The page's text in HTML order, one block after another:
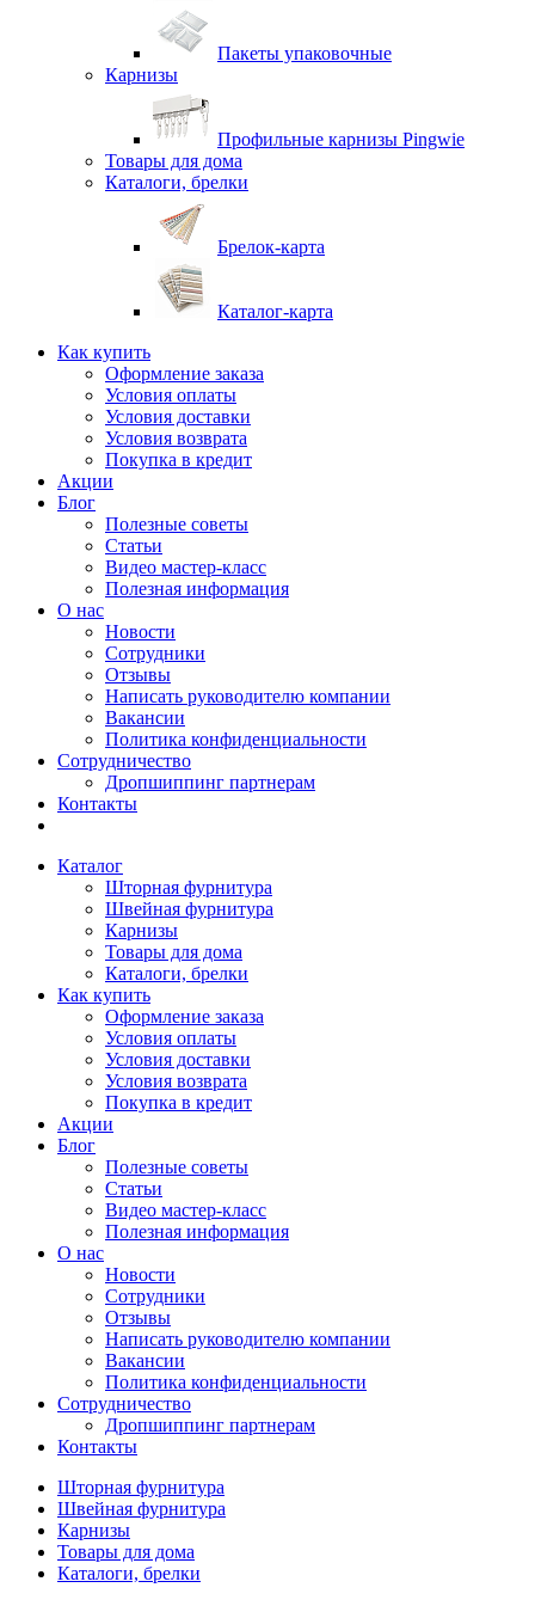
Пакеты упаковочные
Карнизы
Профильные карнизы Pingwie
Товары для дома
Каталоги, брелки
Брелок-карта
Каталог-карта
Как купить
Оформление заказа
Условия оплаты
Условия доставки
Условия возврата
Покупка в кредит
Акции
Блог
Полезные советы
Статьи
Видео мастер-класс
Полезная информация
О нас
Новости
Сотрудники
Отзывы
Написать руководителю компании
Вакансии
Политика конфиденциальности
Сотрудничество
Дропшиппинг партнерам
Контакты
Каталог
Шторная фурнитура
Швейная фурнитура
Карнизы
Товары для дома
Каталоги, брелки
Как купить
Оформление заказа
Условия оплаты
Условия доставки
Условия возврата
Покупка в кредит
Акции
Блог
Полезные советы
Статьи
Видео мастер-класс
Полезная информация
О нас
Новости
Сотрудники
Отзывы
Написать руководителю компании
Вакансии
Политика конфиденциальности
Сотрудничество
Дропшиппинг партнерам
Контакты
Шторная фурнитура
Швейная фурнитура
Карнизы
Товары для дома
Каталоги, брелки